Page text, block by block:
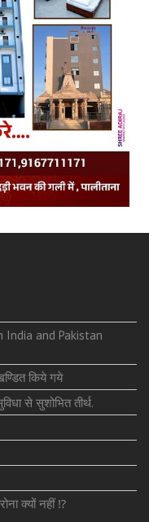
and Pakistan
किये गये
से सुशोभित तीर्थ.
क्यों नहीं ⁉️